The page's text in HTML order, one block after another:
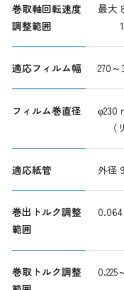
巻取軸回転速度
調整範囲
最大
適応フィルム幅 270
フィルム巻直径
φ230
（
適応紙管 外径
巻出トルク調整
範囲
巻取トルク調整
0.225